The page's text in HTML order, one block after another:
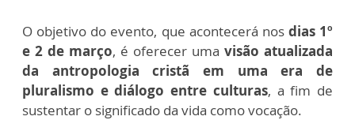
O objetivo do evento, que acontecerá nos dias 1º
e 2 de março, é oferecer uma visão atualizada
da antropologia cristã em uma era de
pluralismo e diálogo entre culturas, a fim de
sustentar o significado da vida como vocação.